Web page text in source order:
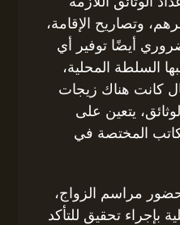
وتصاريح الإقامة،
أيضًا توفير أي
السلطة المحلية،
كانت هناك زيجات
يتعين على
المختصة في
حضور مراسم الزواج،
بإجراء تحقيق للتأكد